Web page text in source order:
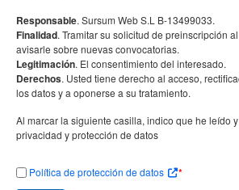
Responsable. Sursum Web S.L B-13499033.
Finalidad. Tramitar su solicitud de preinscripción
avisarle sobre nuevas convocatorias.
Legitimación. El consentimiento del interesado.
Derechos. Usted tiene derecho al acceso,
los datos y a oponerse a su tratamiento.
Al marcar la siguiente casilla, indico que he leído
privacidad y protección de datos
Política de protección de datos *